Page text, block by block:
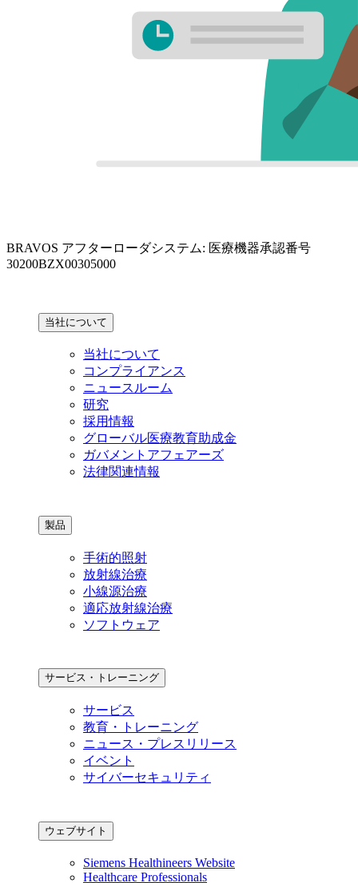
BRAVOS アフターローダシステム: 医療機器承認番号
30200BZX00305000
当社について
当社について
コンプライアンス
ニュースルーム
研究
採用情報
グローバル医療教育助成金
ガバメントアフェアーズ
法律関連情報
製品
手術的照射
放射線治療
小線源治療
適応放射線治療
ソフトウェア
サービス・トレーニング
サービス
教育・トレーニング
ニュース・プレスリリース
イベント
サイバーセキュリティ
ウェブサイト
Siemens Healthineers Website
Healthcare Professionals